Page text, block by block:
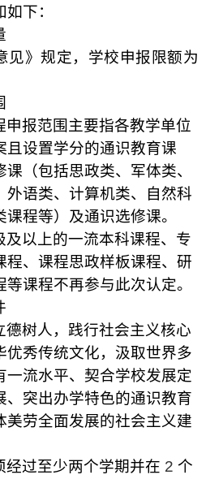
下：
见》规定，学校申报限额为
申报范围主要指各教学单位
且设置学分的通识教育课
（包括思政类、军体类、
外语类、计算机类、自然科
程等）及通识选修课。
及以上的一流本科课程、专
程、课程思政样板课程、研
课程不再参与此次认定。
德树人，践行社会主义核心
优秀传统文化，汲取世界多
一流水平、契合学校发展定
、突出办学特色的通识教育
美劳全面发展的社会主义建
经过至少两个学期并在 2个